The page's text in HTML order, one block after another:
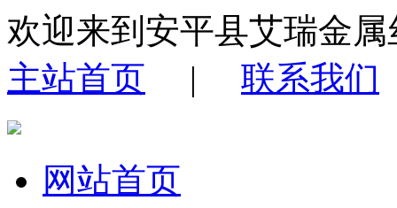
欢迎来到安平县艾瑞金
主站首页 | 联系我们
网站首页